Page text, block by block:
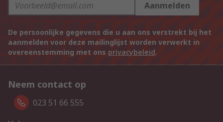
Aanmelden
De persoonlijke gegevens die u aan ons verstrekt bij het
aanmelden voor deze mailinglijst worden verwerkt in
overeenstemming met ons privacybeleid.
Neem contact op
023 51 66 555